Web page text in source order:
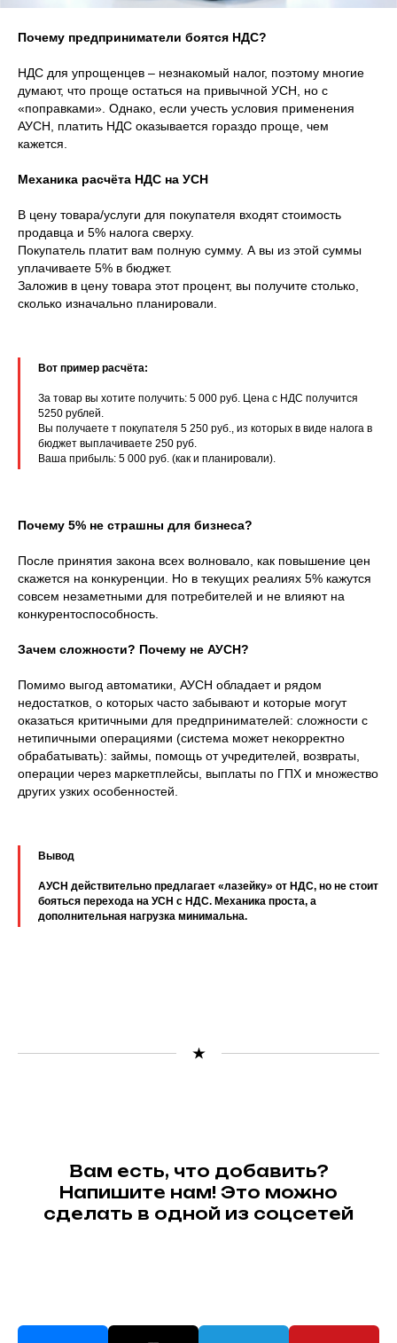
Почему предприниматели боятся НДС?
НДС для упрощенцев – незнакомый налог, поэтому многие
думают, что проще остаться на привычной УСН, но с
«поправками». Однако, если учесть условия применения
АУСН, платить НДС оказывается гораздо проще, чем
кажется.
Механика расчёта НДС на УСН
В цену товара/услуги для покупателя входят стоимость
продавца и 5% налога сверху.
Покупатель платит вам полную сумму. А вы из этой суммы
уплачиваете 5% в бюджет.
Заложив в цену товара этот процент, вы получите столько,
сколько изначально планировали.
Вот пример расчёта:
За товар вы хотите получить: 5 000 руб. Цена с НДС получится
5250 рублей.
Вы получаете т покупателя 5 250 руб., из которых в виде налога в
бюджет выплачиваете 250 руб.
Ваша прибыль: 5 000 руб. (как и планировали).
Почему 5% не страшны для бизнеса?
После принятия закона всех волновало, как повышение цен
скажется на конкуренции. Но в текущих реалиях 5% кажутся
совсем незаметными для потребителей и не влияют на
конкурентоспособность.
Зачем сложности? Почему не АУСН?
Помимо выгод автоматики, АУСН обладает и рядом
недостатков, о которых часто забывают и которые могут
оказаться критичными для предпринимателей: cложности с
нетипичными операциями (система может некорректно
обрабатывать): займы, помощь от учредителей, возвраты,
операции через маркетплейсы, выплаты по ГПХ и множество
других узких особенностей.
Вывод
АУСН действительно предлагает «лазейку» от НДС, но не стоит
бояться перехода на УСН с НДС. Механика проста, а
дополнительная нагрузка минимальна.
Вам есть, что добавить?
Напишите нам! Это можно
сделать в одной из соцсетей